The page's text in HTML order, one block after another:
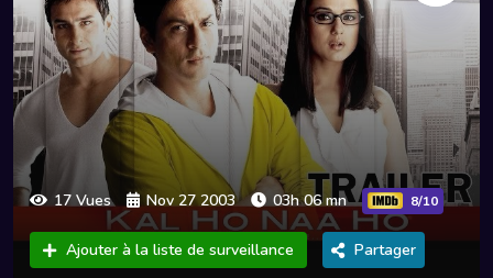
17 Vues Nov 27 2003 03h 06 mn 8/10
Ajouter à la liste de surveillance Partager